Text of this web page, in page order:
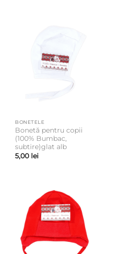
BONETELE
Bonetă pentru copii
(100% Bumbac,
subtire)glat alb
5,00 lei